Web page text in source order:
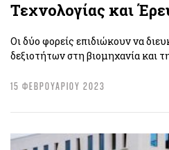
Τεχνολογίας και
Οι δύο φορείς επιδιώκουν να
δεξιοτήτων στη βιομηχανία και
15 ΦΕΒΡΟΥΑΡΙΟΥ 2023